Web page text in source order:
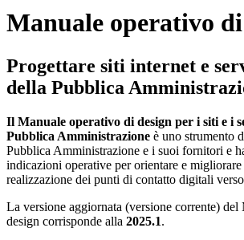
Manuale operativo
Progettare siti internet e
della Pubblica
Il Manuale operativo di design per i siti e i
Pubblica Amministrazione è uno strumento
Pubblica Amministrazione e i suoi fornitori e
indicazioni operative per orientare e
realizzazione dei punti di contatto digitali
La versione aggiornata (versione corrente)
design corrisponde alla 2025.1.